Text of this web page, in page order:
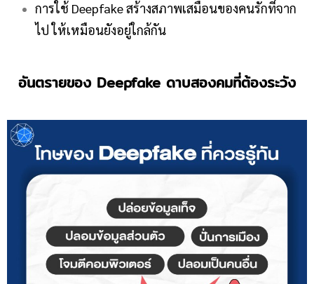
การใช้ Deepfake สร้างสภาพเสมือนของคนรักที่จาก
ไป ให้เหมือนยังอยู่ใกล้กัน
อันตรายของ Deepfake ดาบสองคมที่ต้องระวัง